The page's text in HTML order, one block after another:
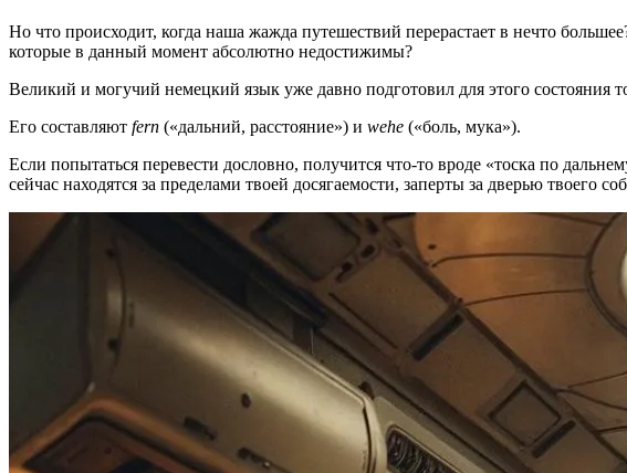
Но что происходит, когда наша жажда путешествий перерастает в нечто
которые в данный момент абсолютно недостижимы?
Великий и могучий немецкий язык уже давно подготовил для этого состояния
Его составляют fern («дальний, расстояние») и wehe («боль, мука»).
Если попытаться перевести дословно, получится что-то вроде «тоска по
сейчас находятся за пределами твоей досягаемости, заперты за дверью твоего